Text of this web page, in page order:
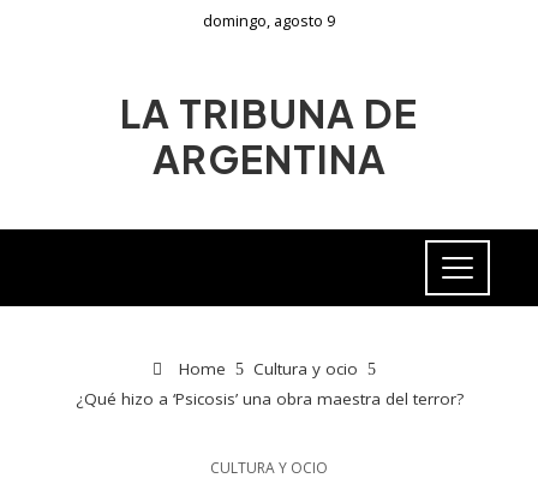
domingo, agosto 9
LA TRIBUNA DE
ARGENTINA
Home
Cultura y ocio
¿Qué hizo a ‘Psicosis’ una obra maestra del terror?
CULTURA Y OCIO